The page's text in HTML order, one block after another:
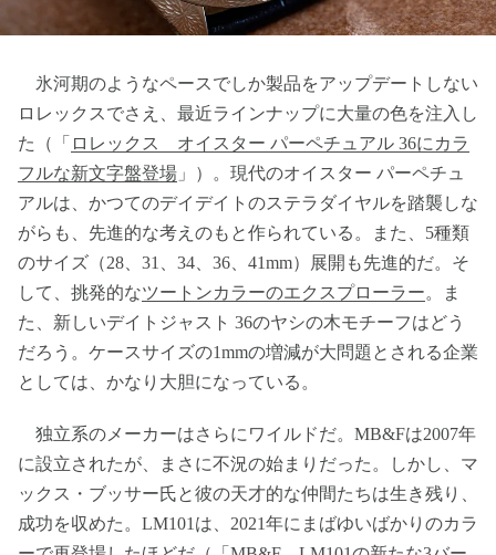
氷河期のようなペースでしか製品をアップデートしない
ロレックスでさえ、最近ラインナップに大量の色を注入し
た（「 ロレックス オイスター パーペチュアル 36にカラ
フルな新文字盤登場 」）。現代のオイスター パーペチュ
アルは、かつてのデイデイトのステラダイヤルを踏襲しな
がらも、先進的な考えのもと作られている。また、5種類
のサイズ（28、31、34、36、41mm）展開も先進的だ。そ
して、挑発的なツートンカラーのエクスプローラー。ま
た、新しいデイトジャスト 36のヤシの木モチーフはどう
だろう。ケースサイズの1mmの増減が大問題とされる企業
としては、かなり大胆になっている。
独立系のメーカーはさらにワイルドだ。MB&Fは2007年
に設立されたが、まさに不況の始まりだった。しかし、マ
ックス・ブッサー氏と彼の天才的な仲間たちは生き残り、
成功を収めた。LM101は、2021年にまばゆいばかりのカラ